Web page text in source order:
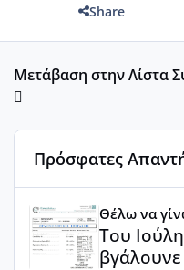
Share
Μετάβαση στην Λίστα
Πρόσφατες
Θέλω να
Του